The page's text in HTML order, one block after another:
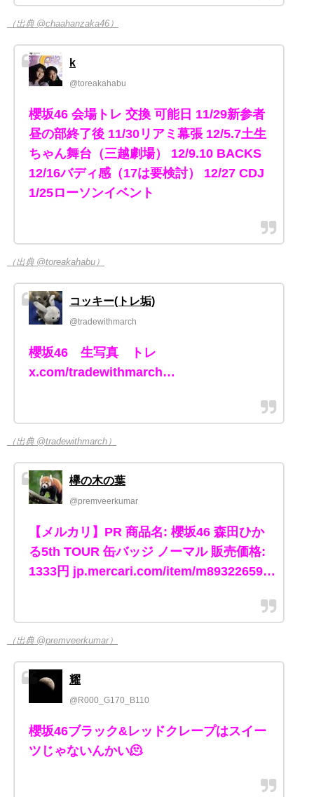
（出典 @chaahanzaka46）
k
@toreakahabu
櫻坂46 会場トレ 交換 可能日 11/29新参者
昼の部終了後 11/30リアミ幕張 12/5.7土生
ちゃん舞台（三越劇場） 12/9.10 BACKS
12/16バディ感（17は要検討） 12/27 CDJ
1/25ローソンイベント
（出典 @toreakahabu）
コッキー(トレ垢)
@tradewithmarch
櫻坂46 生写真 トレ
x.com/tradewithmarch…
（出典 @tradewithmarch）
欅の木の葉
@premveerkumar
【メルカリ】PR 商品名: 櫻坂46 森田ひか
る5th TOUR 缶バッジ ノーマル 販売価格:
1333円 jp.mercari.com/item/m89322659…
（出典 @premveerkumar）
耀
@R000_G170_B110
櫻坂46ブラック&レッドクレープはスイー
ツじゃないんかい🫠